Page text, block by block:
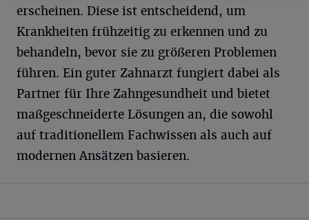
erscheinen. Diese ist entscheidend, um
Krankheiten frühzeitig zu erkennen und zu
behandeln, bevor sie zu größeren Problemen
führen. Ein guter Zahnarzt fungiert dabei als
Partner für Ihre Zahngesundheit und bietet
maßgeschneiderte Lösungen an, die sowohl
auf traditionellem Fachwissen als auch auf
modernen Ansätzen basieren.